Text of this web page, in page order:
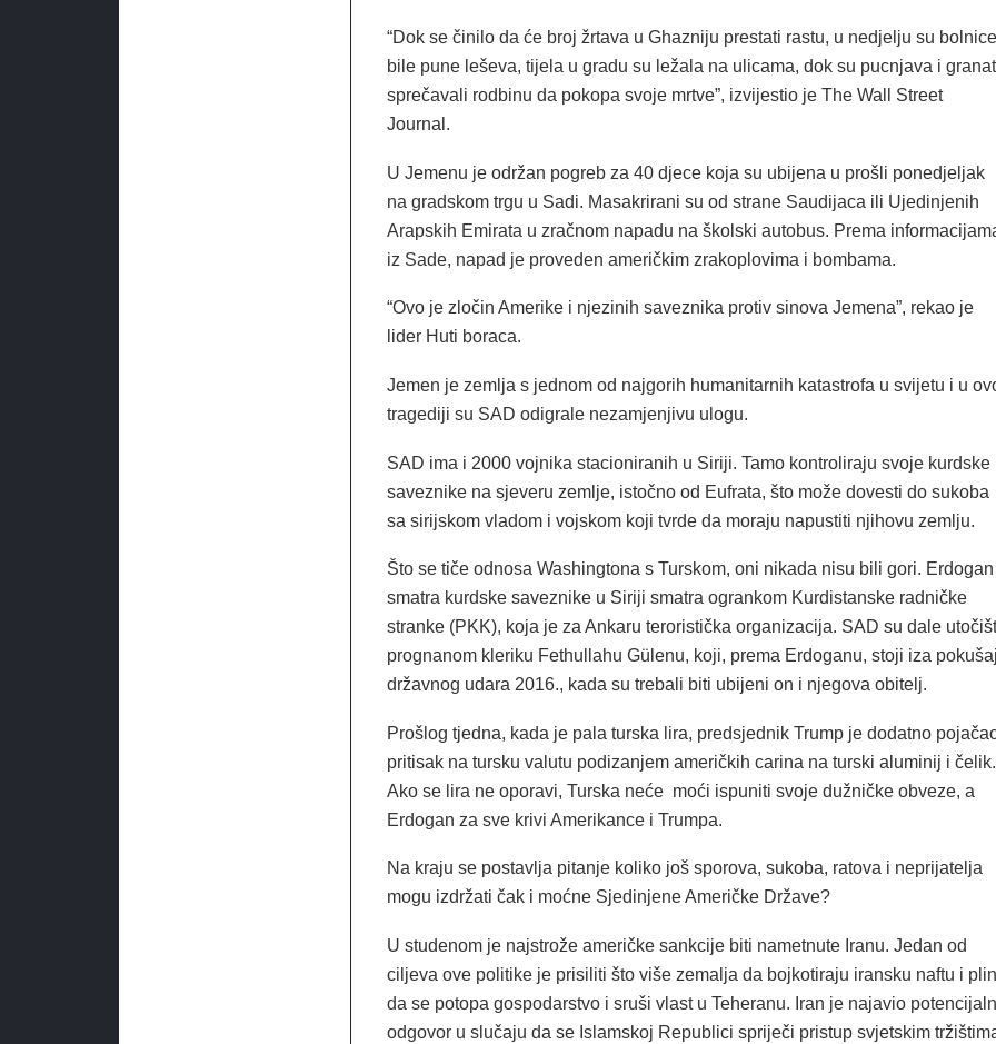
“Dok se činilo da će broj žrtava u Ghazniju prestati rastu, u nedjelju su bolnice
bile pune leševa, tijela u gradu su ležala na ulicama, dok su pucnjava i
sprečavali rodbinu da pokopa svoje mrtve”, izvijestio je The Wall Street
Journal.
U Jemenu je održan pogreb za 40 djece koja su ubijena u prošli ponedjeljak
na gradskom trgu u Sadi. Masakrirani su od strane Saudijaca ili Ujedinjenih
Arapskih Emirata u zračnom napadu na školski autobus. Prema
iz Sade, napad je proveden američkim zrakoplovima i bombama.
“Ovo je zločin Amerike i njezinih saveznika protiv sinova Jemena”, rekao je
lider Huti boraca.
Jemen je zemlja s jednom od najgorih humanitarnih katastrofa u svijetu i u
tragediji su SAD odigrale nezamjenjivu ulogu.
SAD ima i 2000 vojnika stacioniranih u Siriji. Tamo kontroliraju svoje kurdske
saveznike na sjeveru zemlje, istočno od Eufrata, što može dovesti do sukoba
sa sirijskom vladom i vojskom koji tvrde da moraju napustiti njihovu zemlju.
Što se tiče odnosa Washingtona s Turskom, oni nikada nisu bili gori. Erdogan
smatra kurdske saveznike u Siriji smatra ogrankom Kurdistanske radničke
stranke (PKK), koja je za Ankaru teroristička organizacija. SAD su dale
prognanom kleriku Fethullahu Gülenu, koji, prema Erdoganu, stoji iza
državnog udara 2016., kada su trebali biti ubijeni on i njegova obitelj.
Prošlog tjedna, kada je pala turska lira, predsjednik Trump je dodatno
pritisak na tursku valutu podizanjem američkih carina na turski aluminij i čelik.
Ako se lira ne oporavi, Turska neće moći ispuniti svoje dužničke obveze, a
Erdogan za sve krivi Amerikance i Trumpa.
Na kraju se postavlja pitanje koliko još sporova, sukoba, ratova i neprijatelja
mogu izdržati čak i moćne Sjedinjene Američke Države?
U studenom je najstrože američke sankcije biti nametnute Iranu. Jedan od
ciljeva ove politike je prisiliti što više zemalja da bojkotiraju iransku naftu i
da se potopa gospodarstvo i sruši vlast u Teheranu. Iran je najavio
odgovor u slučaju da se Islamskoj Republici spriječi pristup svjetskim